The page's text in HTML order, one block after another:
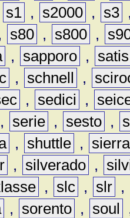
s1 , s2000 , s3
s80 , s800 ,
, sapporo ,
satis
, schnell ,
, sedici ,
, serie , sesto ,
, shuttle ,
sierra
, silverado ,
, slc , slr ,
, sorento , soul